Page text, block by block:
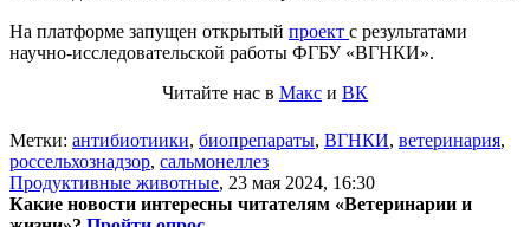
На платформе запущен открытый проект с результатами
научно-исследовательской работы ФГБУ «ВГНКИ».
Читайте нас в Макс и ВК
Метки: антибиотиики, биопрепараты, ВГНКИ, ветеринария,
россельхознадзор, сальмонеллез
Продуктивные животные, 23 мая 2024, 16:30
Какие новости интересны читателям «Ветеринарии и